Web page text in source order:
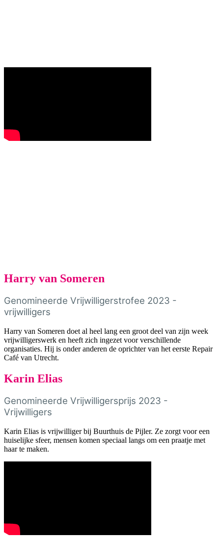
Harry van Someren
Genomineerde Vrijwilligerstrofee 2023 -
vrijwilligers
Harry van Someren doet al heel lang een groot deel van zijn week
vrijwilligerswerk en heeft zich ingezet voor verschillende
organisaties. Hij is onder anderen de oprichter van het eerste Repair
Café van Utrecht.
Karin Elias
Genomineerde Vrijwilligersprijs 2023 -
Vrijwilligers
Karin Elias is vrijwilliger bij Buurthuis de Pijler. Ze zorgt voor een
huiselijke sfeer, mensen komen speciaal langs om een praatje met
haar te maken.